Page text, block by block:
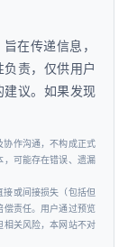
在传递信息，
责，仅供用户
议。如果发现
协作沟通，不构成正式
，可能存在错误、遗漏
接或间接损失（包括但
偿责任。用户通过预览
相关风险，本网站不对